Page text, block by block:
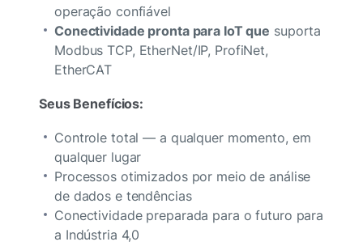
operação confiável
Conectividade pronta para IoT que suporta
Modbus TCP, EtherNet/IP, ProfiNet,
EtherCAT
Seus Benefícios:
Controle total — a qualquer momento, em
qualquer lugar
Processos otimizados por meio de análise
de dados e tendências
Conectividade preparada para o futuro para
a Indústria 4,0